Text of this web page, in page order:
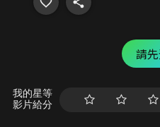
請
我的星等
影片給分